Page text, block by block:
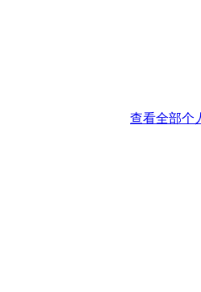
查看全部个